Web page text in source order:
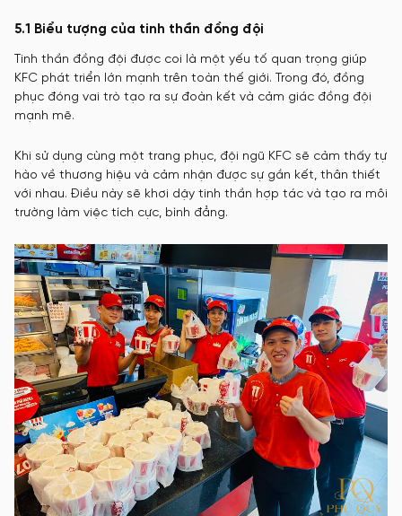
5.1 Biểu tượng của tinh thần đồng đội
Tinh thần đồng đội được coi là một yếu tố quan trọng giúp
KFC phát triển lớn mạnh trên toàn thế giới. Trong đó, đồng
phục đóng vai trò tạo ra sự đoàn kết và cảm giác đồng đội
mạnh mẽ.
Khi sử dụng cùng một trang phục, đội ngũ KFC sẽ cảm thấy tự
hào về thương hiệu và cảm nhận được sự gắn kết, thân thiết
với nhau. Điều này sẽ khơi dậy tinh thần hợp tác và tạo ra môi
trường làm việc tích cực, bình đẳng.